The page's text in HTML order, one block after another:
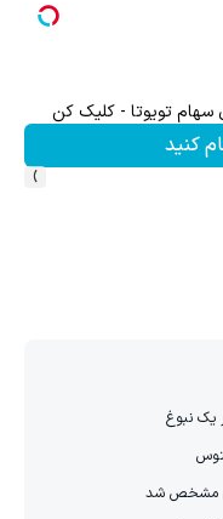
سهام تویوتا - کلیک کن
کنید
›
یک نبوغ
مشخص شد